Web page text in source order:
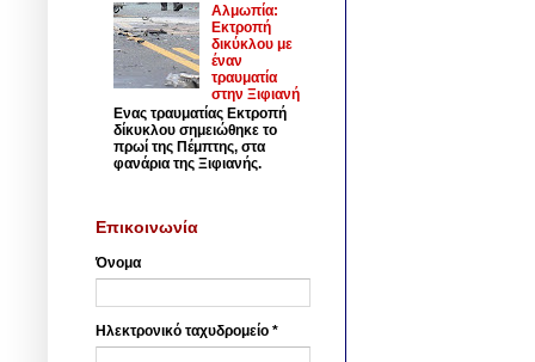
Αλμωπία:
Εκτροπή
δικύκλου με
έναν
τραυματία
στην Ξιφιανή
Ενας τραυματίας Εκτροπή
δίκυκλου σημειώθηκε το
πρωί της Πέμπτης, στα
φανάρια της Ξιφιανής.
Επικοινωνία
Όνομα
Ηλεκτρονικό ταχυδρομείο *